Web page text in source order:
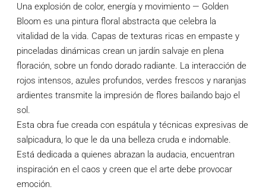
Una explosión de color, energía y movimiento — Golden
Bloom es una pintura floral abstracta que celebra la
vitalidad de la vida. Capas de texturas ricas en empaste y
pinceladas dinámicas crean un jardín salvaje en plena
floración, sobre un fondo dorado radiante. La interacción de
rojos intensos, azules profundos, verdes frescos y naranjas
ardientes transmite la impresión de flores bailando bajo el
sol.
Esta obra fue creada con espátula y técnicas expresivas de
salpicadura, lo que le da una belleza cruda e indomable.
Está dedicada a quienes abrazan la audacia, encuentran
inspiración en el caos y creen que el arte debe provocar
emoción.